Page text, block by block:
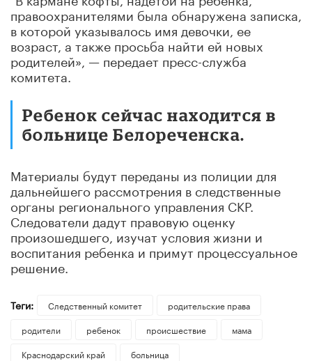
правоохранителями была обнаружена записка,
в которой указывалось имя девочки, ее
возраст, а также просьба найти ей новых
родителей», — передает пресс-служба
комитета.
Ребенок сейчас находится в
больнице Белореченска.
Материалы будут переданы из полиции для
дальнейшего рассмотрения в следственные
органы регионального управления СКР.
Следователи дадут правовую оценку
произошедшего, изучат условия жизни и
воспитания ребенка и примут процессуальное
решение.
Теги: Следственный комитет
родительские права
родители
ребенок происшествие
мама
Краснодарский край
больница